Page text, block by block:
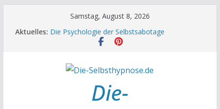
Samstag, August 8, 2026
Aktuelles: Die Psychologie der Selbstsabotage
Die Wissenschaft hinter Neugier und Kreativität
Glück
Die Wissenschaft der Gewohnheiten
Die-